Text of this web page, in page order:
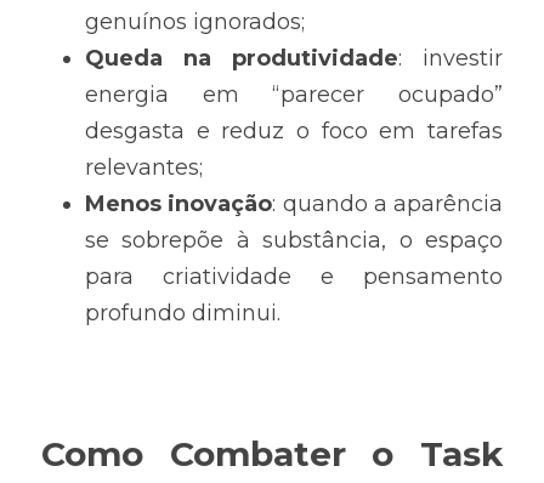
genuínos ignorados;
Queda na produtividade: investir
energia em “parecer ocupado”
desgasta e reduz o foco em tarefas
relevantes;
Menos inovação: quando a aparência
se sobrepõe à substância, o espaço
para criatividade e pensamento
profundo diminui.
Como Combater o Task